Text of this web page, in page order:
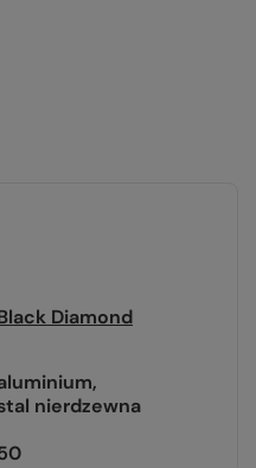
Diamond
nierdzewna